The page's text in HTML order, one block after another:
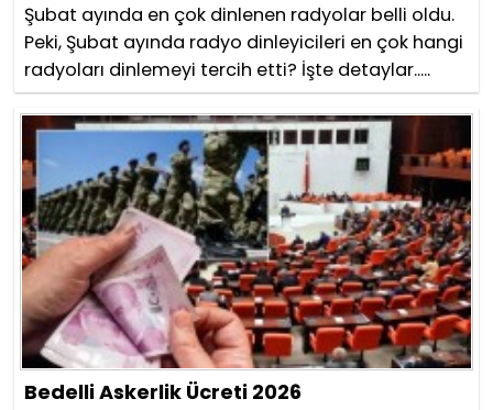
Şubat ayında en çok dinlenen radyolar belli oldu.
Peki, Şubat ayında radyo dinleyicileri en çok hangi
radyoları dinlemeyi tercih etti? İşte detaylar.....
Bedelli Askerlik Ücreti 2026